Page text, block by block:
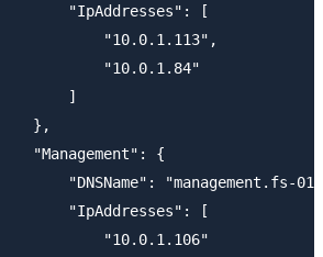
"IpAddresses": [
"10.0.1.113",
"10.0.1.84"
]
},
"Management": {
"DNSName": "management.fs-
"IpAddresses": [
"10.0.1.106"